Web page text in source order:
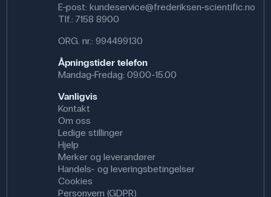
E-post: kundeservice@frederiksen-scientific.no
Tlf.: 7158 8900
ORG. nr.: 994499130
Åpningstider telefon
Mandag-Fredag: 09.00-15.00
Vanligvis
Kontakt
Om oss
Ledige stillinger
Hjelp
Merker og leverandører
Handels- og leveringsbetingelser
Cookies
Personvern (GDPR)